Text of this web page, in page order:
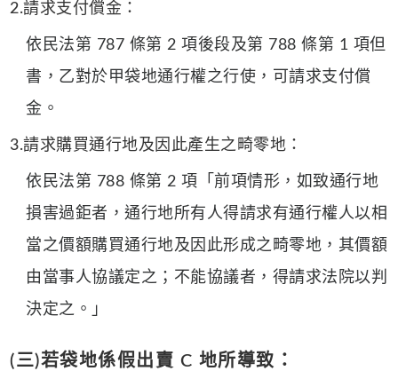
2.請求支付償金：
依民法第 787 條第 2 項後段及第 788 條第 1 項但
書，乙對於甲袋地通行權之行使，可請求支付償
金。
3.請求購買通行地及因此產生之畸零地：
依民法第 788 條第 2 項「前項情形，如致通行地
損害過鉅者，通行地所有人得請求有通行權人以相
當之價額購買通行地及因此形成之畸零地，其價額
由當事人協議定之；不能協議者，得請求法院以判
決定之。」
(三)若袋地係假出賣 C 地所導致：